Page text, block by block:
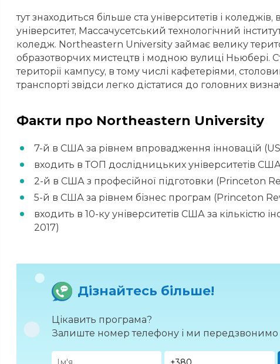
тут знаходиться більше ста університетів і
університет, Массачусетський технологічний
коледж. Northeastern University займає велику
образотворчих мистецтв і модною вулиці Ньюбері.
території кампусу, в тому числі кафетеріями,
транспорті звідси легко дістатися до головних
Факти про Northeastern University
7-й в США за рівнем впровадження інновацій
входить в ТОП дослідницьких університетів
2-й в США з професійної підготовки (Princeton
5-й в США за рівнем бізнес програм (Princeton
входить в 10-ку університетів США за кількістю
2017)
Дізнайтесь більше!
Цікавить програма?
Залиште номер телефону і ми